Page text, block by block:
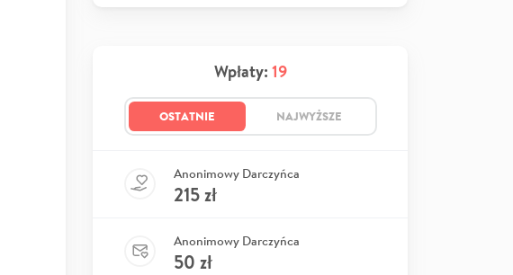
Wpłaty: 19
OSTATNIE NAJWYŻSZE
Anonimowy Darczyńca
215zł
Anonimowy Darczyńca
50 zł